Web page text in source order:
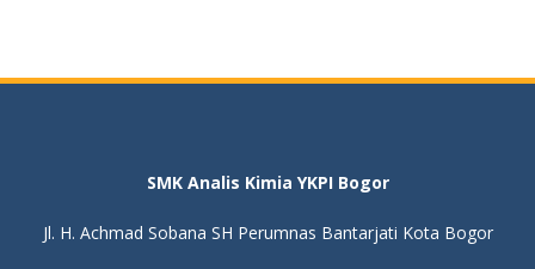
SMK Analis Kimia YKPI Bogor
Jl. H. Achmad Sobana SH Perumnas Bantarjati Kota Bogor